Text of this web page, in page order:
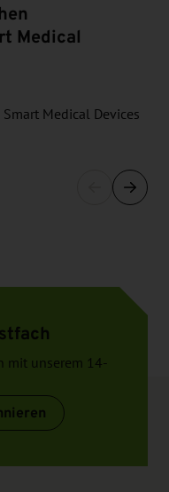
Medical
Medical Devices
mit unserem 14-